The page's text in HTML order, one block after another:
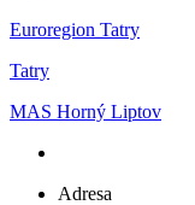
Euroregion Tatry
Tatry
MAS Horný Liptov
Adresa